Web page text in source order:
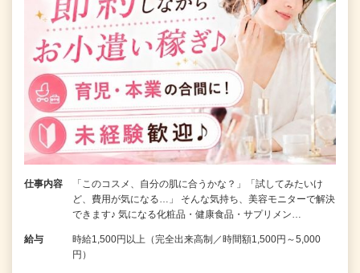
仕事内容
「このコスメ、自分の肌に合うかな？」「試してみたいけ
ど、費用が気になる…」 そんな気持ち、美容モニターで解決
できます♪ 気になる化粧品・健康食品・サプリメン…
給与
時給1,500円以上（完全出来高制／時間額1,500円～5,000
円）